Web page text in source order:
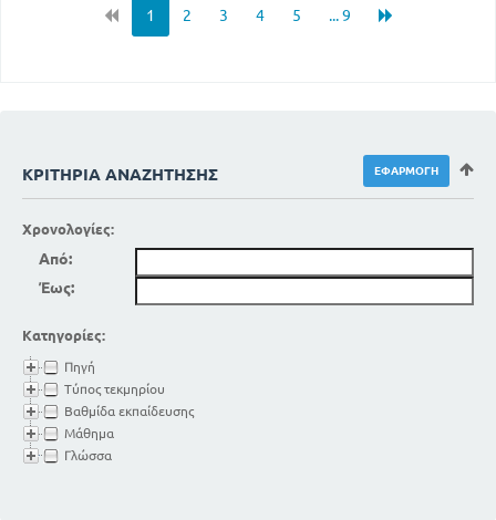
1 2 3 4 5 ... 9
ΚΡΙΤΉΡΙΑ ΑΝΑΖΉΤΗΣΗΣ
Χρονολογίες:
Από:
Έως:
Κατηγορίες:
Πηγή
Τύπος τεκμηρίου
Βαθμίδα εκπαίδευσης
Μάθημα
Γλώσσα